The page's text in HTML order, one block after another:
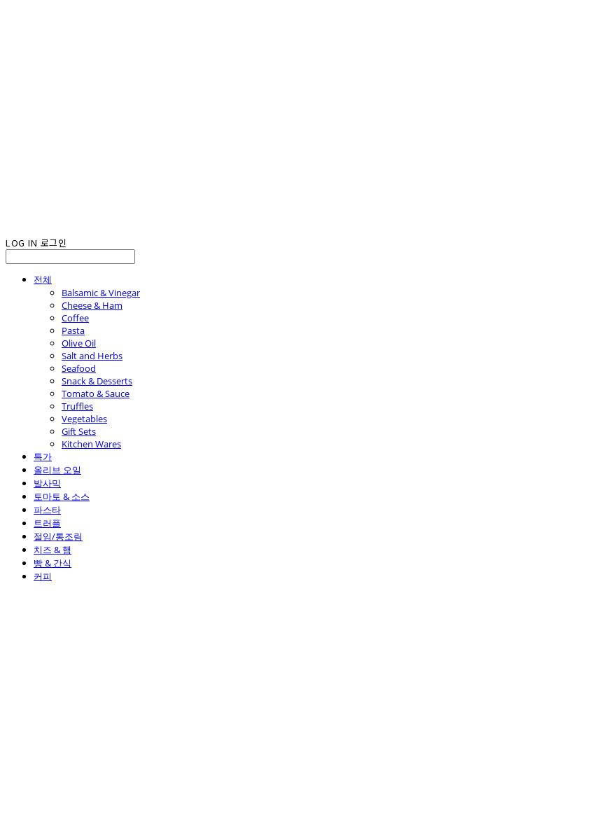
LOG IN 로그인
전체
Balsamic & Vinegar
Cheese & Ham
Coffee
Pasta
Olive Oil
Salt and Herbs
Seafood
Snack & Desserts
Tomato & Sauce
Truffles
Vegetables
Gift Sets
Kitchen Wares
특가
올리브 오일
발사믹
토마토 & 소스
파스타
트러플
절임/통조림
치즈 & 햄
빵 & 간식
커피